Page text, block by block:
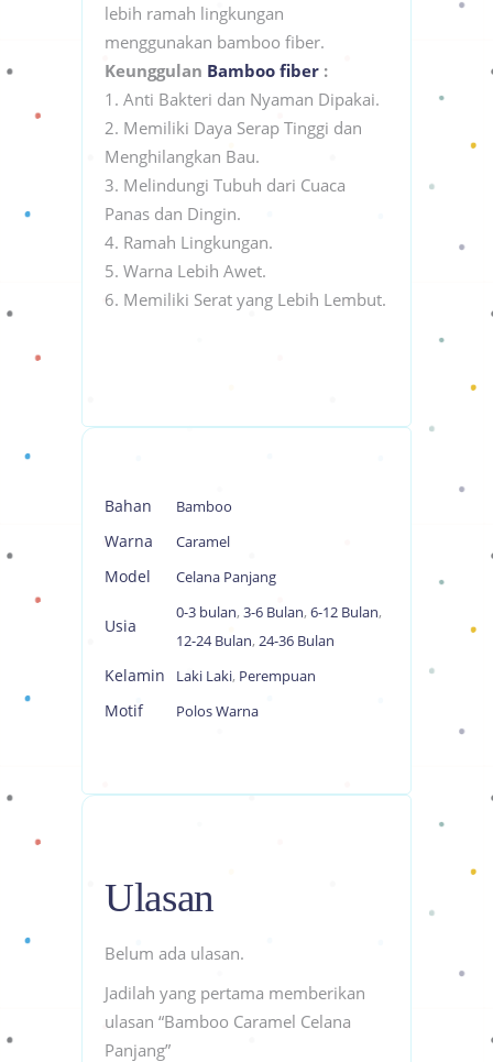
lebih ramah lingkungan
menggunakan bamboo fiber.
Keunggulan Bamboo fiber :
1. Anti Bakteri dan Nyaman Dipakai.
2. Memiliki Daya Serap Tinggi dan
Menghilangkan Bau.
3. Melindungi Tubuh dari Cuaca
Panas dan Dingin.
4. Ramah Lingkungan.
5. Warna Lebih Awet.
6. Memiliki Serat yang Lebih Lembut.
Bahan Bamboo
Warna Caramel
Model Celana Panjang
Usia
0-3 bulan, 3-6 Bulan, 6-12 Bulan,
12-24 Bulan, 24-36 Bulan
Kelamin Laki Laki, Perempuan
Motif Polos Warna
Ulasan
Belum ada ulasan.
Jadilah yang pertama memberikan
ulasan “Bamboo Caramel Celana
Panjang”